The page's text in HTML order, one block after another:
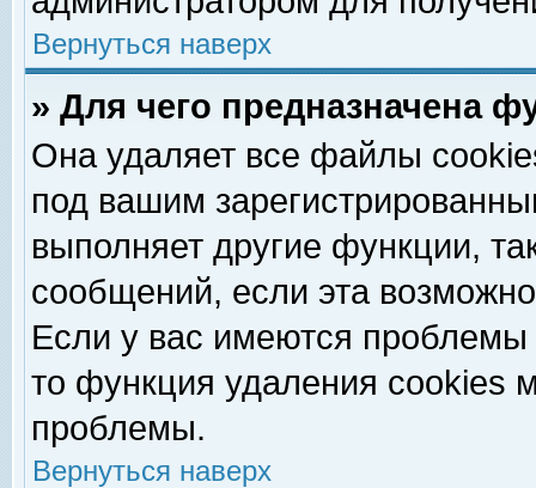
Вернуться наверх
» Для чего предназначена
Она удаляет все файлы
под вашим
выполняет другие функции,
сообщений, если эта
Если у вас имеются
то функция удаления cookies
проблемы.
Вернуться наверх